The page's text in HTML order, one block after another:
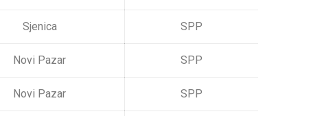
Sjenica SPP
Novi Pazar SPP
Novi Pazar SPP